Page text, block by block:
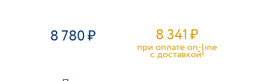
8 780 8 341₽
при оплате on-line
c доставкой!